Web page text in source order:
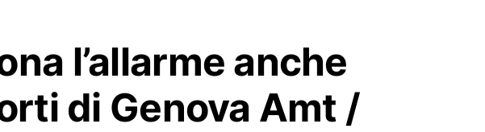
l’allarme anche
di Genova Amt /